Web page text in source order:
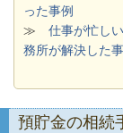
った事例
≫ 仕事が忙し
務所が解決した
預貯金の相続